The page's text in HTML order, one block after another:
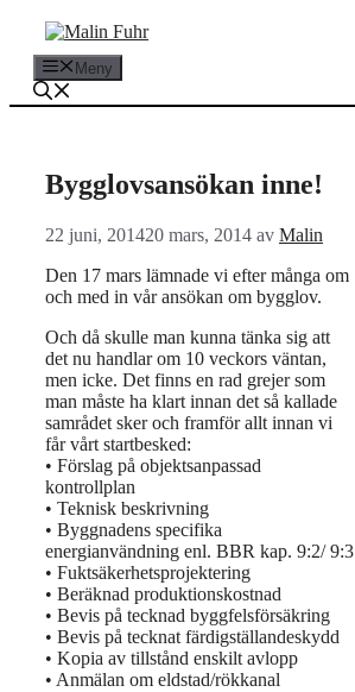
Hoppa
innehåll Meny
Bygglovsansökan inne!
22 juni, 201420 mars, 2014 av Malin
Den 17 mars lämnade vi efter många om
och med in vår ansökan om bygglov.
Och då skulle man kunna tänka sig att
det nu handlar om 10 veckors väntan,
men icke. Det finns en rad grejer som
man måste ha klart innan det så kallade
samrådet sker och framför allt innan vi
får vårt startbesked:
• Förslag på objektsanpassad
kontrollplan
• Teknisk beskrivning
• Byggnadens specifika
energianvändning enl. BBR kap. 9:2/ 9:3
• Fuktsäkerhetsprojektering
• Beräknad produktionskostnad
• Bevis på tecknad byggfelsförsäkring
• Bevis på tecknat färdigställandeskydd
• Kopia av tillstånd enskilt avlopp
• Anmälan om eldstad/rökkanal